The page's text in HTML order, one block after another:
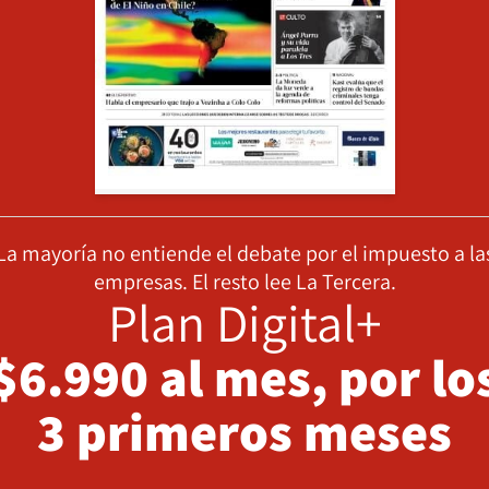
mayoría no entiende el debate por el impuesto a
empresas. El resto lee La Tercera.
Plan Digital+
al mes, por
3 primeros meses